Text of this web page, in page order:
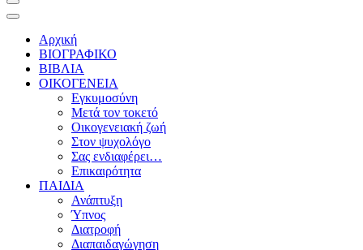
Αρχική
ΒΙΟΓΡΑΦΙΚΟ
ΒΙΒΛΙΑ
ΟΙΚΟΓΕΝΕΙΑ
Εγκυμοσύνη
Μετά τον τοκετό
Οικογενειακή ζωή
Στον ψυχολόγο
Σας ενδιαφέρει…
Επικαιρότητα
ΠΑΙΔΙΑ
Ανάπτυξη
Ύπνος
Διατροφή
Διαπαιδαγώγηση